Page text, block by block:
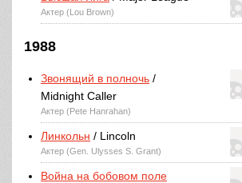
Актер (Lou Brown)
1988
Звонящий в полночь /
Midnight Caller
Актер (Pete Hanrahan)
Линкольн / Lincoln
Актер (Gen. Ulysses S. Grant)
Война на бобовом поле